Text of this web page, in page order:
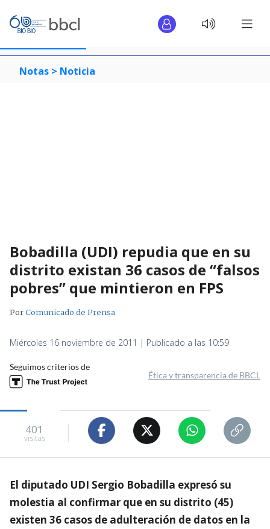
Notas > Noticia
Bobadilla (UDI) repudia que en su
distrito existan 36 casos de “falsos
pobres” que mintieron en FPS
PorComunicado de Prensa
Miércoles 16 noviembre de 2011 | Publicado a las 10:59
Seguimos criterios de
Ética y transparencia de BBCL
401
visitas
El diputado UDI Sergio Bobadilla expresó su
molestia al confirmar que en su distrito (45)
existen 36 casos de adulteración de datos en la